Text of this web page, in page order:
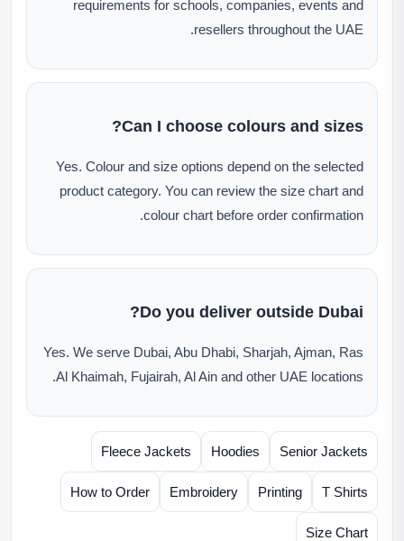
requirements for schools, companies, events and
resellers throughout the UAE.
Can I choose colours and sizes?
Yes. Colour and size options depend on the selected
product category. You can review the size chart and
colour chart before order confirmation.
Do you deliver outside Dubai?
Yes. We serve Dubai, Abu Dhabi, Sharjah, Ajman, Ras
Al Khaimah, Fujairah, Al Ain and other UAE locations.
Senior Jackets
Hoodies
Fleece Jackets
T Shirts
Printing
Embroidery
How to Order
Size Chart